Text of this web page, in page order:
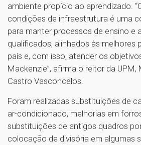
ambiente propício ao aprendizado.
condições de infraestrutura é uma
para manter processos de ensino e
qualificados, alinhados às melhores
país e, com isso, atender os
Mackenzie”, afirma o reitor da UPM,
Castro Vasconcelos.
Foram realizadas substituições de
ar-condicionado, melhorias em
substituições de antigos quadros
colocação de divisória em algumas